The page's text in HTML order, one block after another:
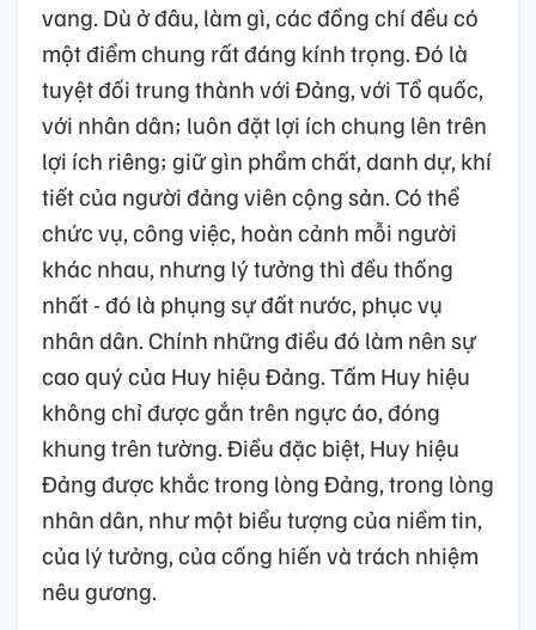
vang. Dù ở đâu, làm gì, các đồng chí đều có
một điểm chung rất đáng kính trọng. Đó là
tuyệt đối trung thành với Đảng, với Tổ quốc,
với nhân dân; luôn đặt lợi ích chung lên trên
lợi ích riêng; giữ gìn phẩm chất, danh dự, khí
tiết của người đảng viên cộng sản. Có thể
chức vụ, công việc, hoàn cảnh mỗi người
khác nhau, nhưng lý tưởng thì đều thống
nhất - đó là phụng sự đất nước, phục vụ
nhân dân. Chính những điều đó làm nên sự
cao quý của Huy hiệu Đảng. Tấm Huy hiệu
không chỉ được gắn trên ngực áo, đóng
khung trên tường. Điều đặc biệt, Huy hiệu
Đảng được khắc trong lòng Đảng, trong lòng
nhân dân, như một biểu tượng của niềm tin,
của lý tưởng, của cống hiến và trách nhiệm
nêu gương.